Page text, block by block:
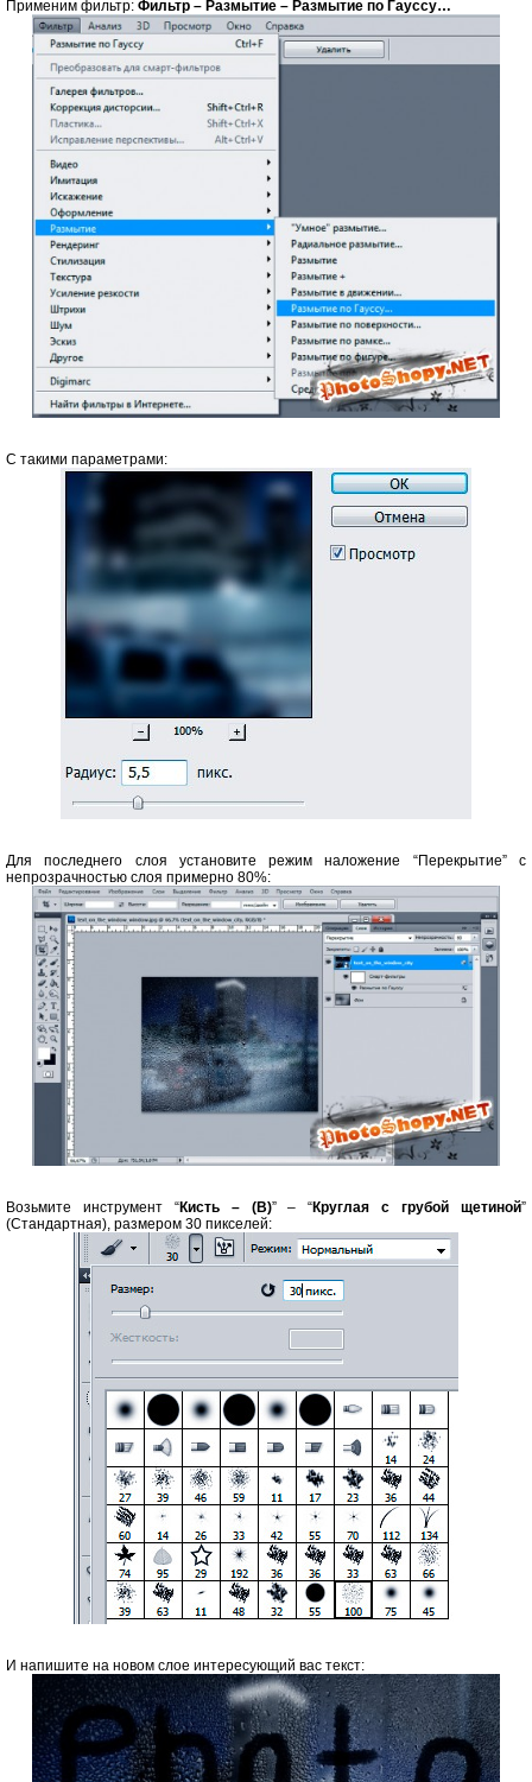
Применим фильтр: Фильтр – Размытие – Размытие по Гауссу…
С такими параметрами:
Для последнего слоя установите режим наложение “Перекрытие” с
непрозрачностью слоя примерно 80%:
Возьмите инструмент “Кисть – (B)” – “Круглая с грубой щетиной”
(Стандартная), размером 30 пикселей:
И напишите на новом слое интересующий вас текст: